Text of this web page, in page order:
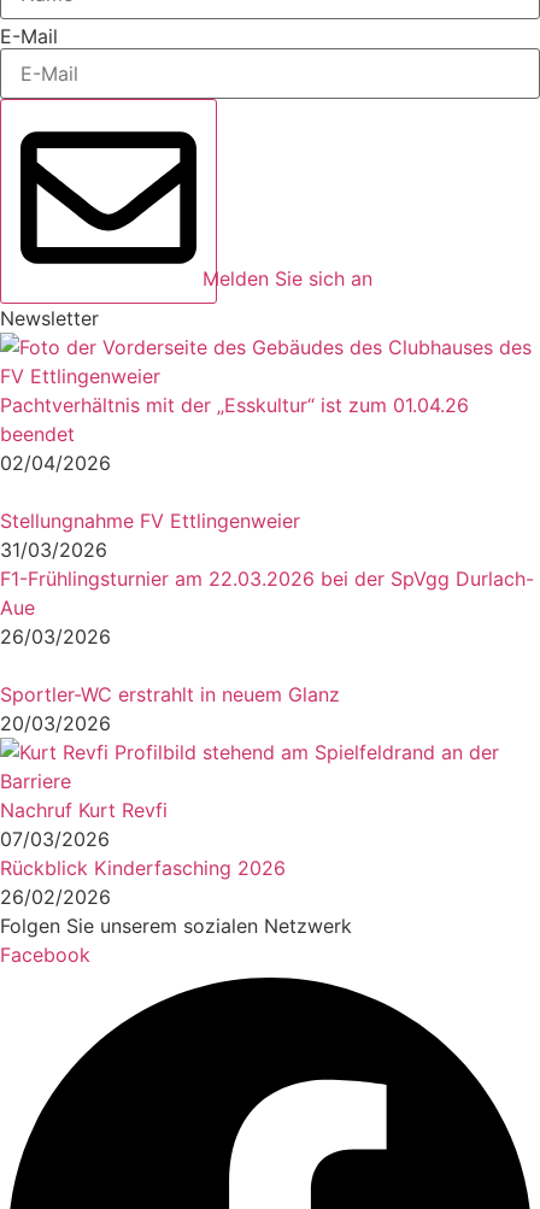
E-Mail
Melden Sie sich an
Newsletter
Pachtverhältnis mit der „Esskultur“ ist zum 01.04.26
beendet
02/04/2026
Stellungnahme FV Ettlingenweier
31/03/2026
F1-Frühlingsturnier am 22.03.2026 bei der SpVgg Durlach-
Aue
26/03/2026
Sportler-WC erstrahlt in neuem Glanz
20/03/2026
Nachruf Kurt Revfi
07/03/2026
Rückblick Kinderfasching 2026
26/02/2026
Folgen Sie unserem sozialen Netzwerk
Facebook